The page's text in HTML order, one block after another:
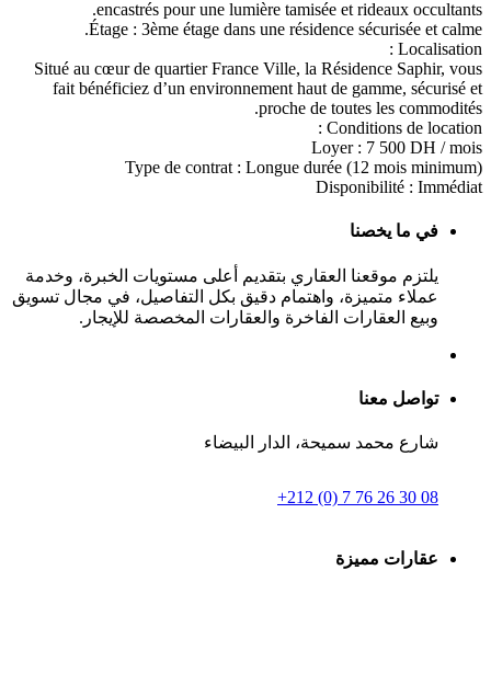
encastrés pour une lumière tamisée et rideaux occultants.
​Étage : 3ème étage dans une résidence sécurisée et calme.
​Localisation :
​Situé au cœur de quartier France Ville, la Résidence Saphir, vous
fait bénéficiez d’un environnement haut de gamme, sécurisé et
proche de toutes les commodités.
​Conditions de location :
​Loyer : 7 500 DH / mois
​Type de contrat : Longue durée (12 mois minimum)
​Disponibilité : Immédiat
في ما يخصنا
يلتزم موقعنا العقاري بتقديم أعلى مستويات الخبرة، وخدمة
عملاء متميزة، واهتمام دقيق بكل التفاصيل، في مجال تسويق
وبيع العقارات الفاخرة والعقارات المخصصة للإيجار.
تواصل معنا
شارع محمد سميحة، الدار البيضاء
+212 (0) 7 76 26 30 08
عقارات مميزة